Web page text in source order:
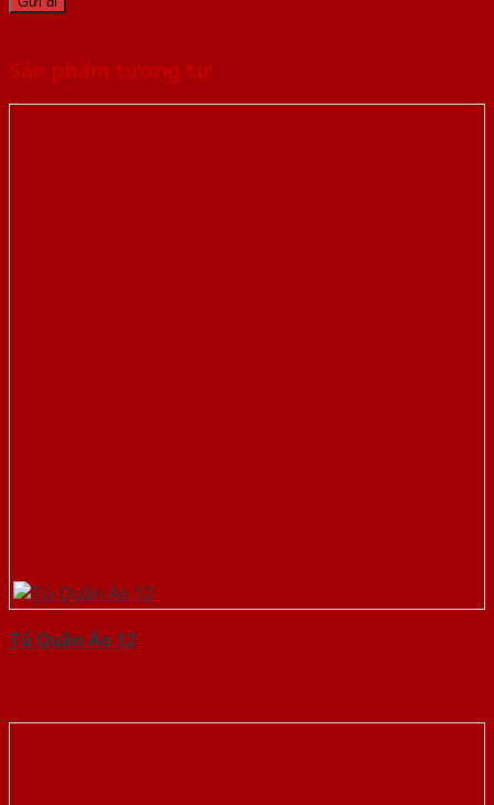
Sản phẩm tương tự
Tủ Quần Áo 12